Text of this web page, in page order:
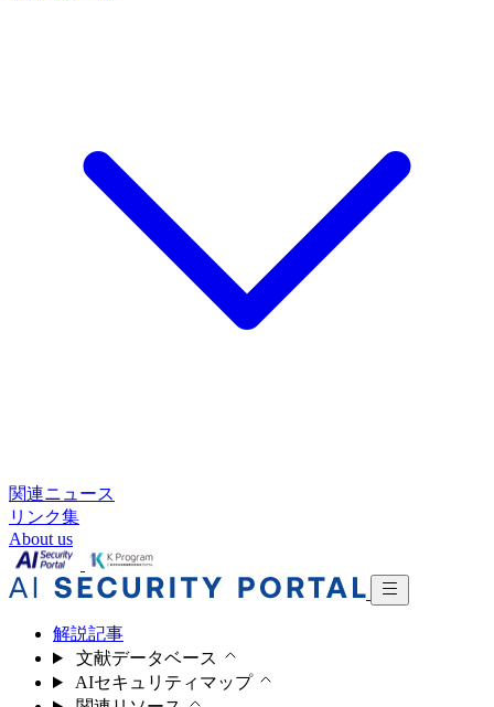
関連ニュース
リンク集
About us
解説記事
文献データベース
AIセキュリティマップ